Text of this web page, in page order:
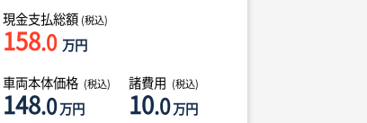
現金支払総額 (税込)
158.0 万円
車両本体価格 (税込)
148.0万円
諸費用 (税込)
10.0万円